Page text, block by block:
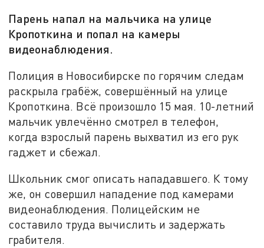
Парень напал на мальчика на улице
Кропоткина и попал на камеры
видеонаблюдения.
Полиция в Новосибирске по горячим следам
раскрыла грабёж, совершённый на улице
Кропоткина. Всё произошло 15 мая. 10-летний
мальчик увлечённо смотрел в телефон,
когда взрослый парень выхватил из его рук
гаджет и сбежал.
Школьник смог описать нападавшего. К тому
же, он совершил нападение под камерами
видеонаблюдения. Полицейским не
составило труда вычислить и задержать
грабителя.